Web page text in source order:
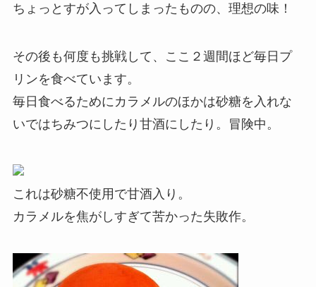
ちょっとすが入ってしまったものの、理想の味！
その後も何度も挑戦して、ここ２週間ほど毎日プ
リンを食べています。
毎日食べるためにカラメルのほかは砂糖を入れな
いではちみつにしたり甘酒にしたり。冒険中。
これは砂糖不使用で甘酒入り。
カラメルを焦がしすぎて苦かった失敗作。